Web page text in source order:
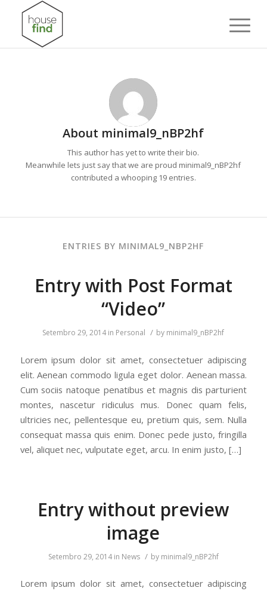
About minimal9_nBP2hf
This author has yet to write their bio.
Meanwhile lets just say that we are proud minimal9_nBP2hf
contributed a whooping 19 entries.
ENTRIES BY MINIMAL9_NBP2HF
Entry with Post Format
“Video”
Setembro 29, 2014 in Personal / by minimal9_nBP2hf
Lorem ipsum dolor sit amet, consectetuer adipiscing
elit. Aenean commodo ligula eget dolor. Aenean massa.
Cum sociis natoque penatibus et magnis dis parturient
montes, nascetur ridiculus mus. Donec quam felis,
ultricies nec, pellentesque eu, pretium quis, sem. Nulla
consequat massa quis enim. Donec pede justo, fringilla
vel, aliquet nec, vulputate eget, arcu. In enim justo, […]
Entry without preview
image
Setembro 29, 2014 in News / by minimal9_nBP2hf
Lorem ipsum dolor sit amet, consectetuer adipiscing